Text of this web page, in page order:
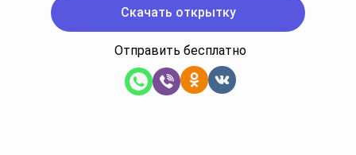
Скачать открытку
Отправить бесплатно